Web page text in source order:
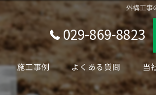
外構工事
029-869-8823
施工事例 よくある質問 当